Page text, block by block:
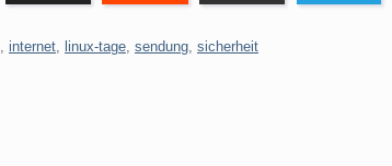
internet linux-tage sendung sicherheit